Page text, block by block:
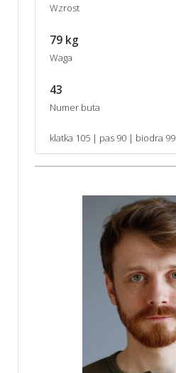
Wzrost
79 kg
Waga
43
Numer buta
klatka 105 | pas 90 | biodra 99